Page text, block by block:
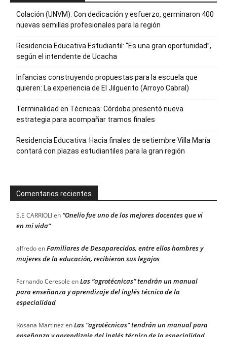
Colación (UNVM): Con dedicación y esfuerzo, germinaron 400
nuevas semillas profesionales para la región
Residencia Educativa Estudiantil: “Es una gran oportunidad”,
según el intendente de Ucacha
Infancias construyendo propuestas para la escuela que
quieren: La experiencia de El Jilguerito (Arroyo Cabral)
Terminalidad en Técnicas: Córdoba presentó nueva
estrategia para acompañar tramos finales
Residencia Educativa: Hacia finales de setiembre Villa María
contará con plazas estudiantiles para la gran región
Comentarios recientes
S.E CARRIOLIen “Onelio fue uno de los mejores docentes que vi
en mi vida”
alfredoenFamiliares de Desaparecidos, entre ellos hombres y
mujeres de la educación, recibieron sus legajos
Fernando Ceresole enLas “agrotécnicas” tendrán un manual
para enseñanza y aprendizaje del inglés técnico de la
especialidad
Rosana Martinez enLas “agrotécnicas” tendrán un manual para